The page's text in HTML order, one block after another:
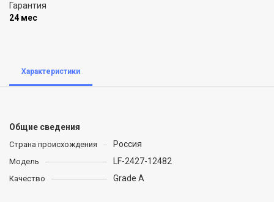
Гарантия
24 мес
Характеристики
Общие сведения
Страна происхождения Россия
Модель LF-2427-12482
Качество Grade A